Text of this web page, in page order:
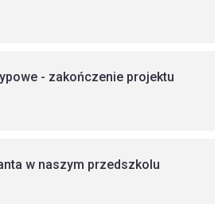
- zakończenie projektu
w naszym przedszkolu